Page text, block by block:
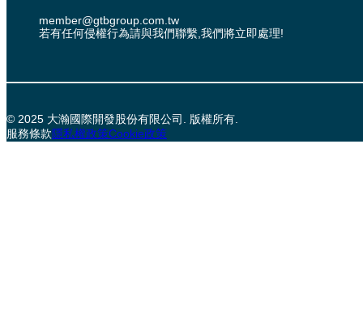
member@gtbgroup.com.tw
若有任何侵權行為請與我們聯繫,我們將立即處理!
© 2025 大瀚國際開發股份有限公司. 版權所有.
服務條款隱私權政策Cookie政策